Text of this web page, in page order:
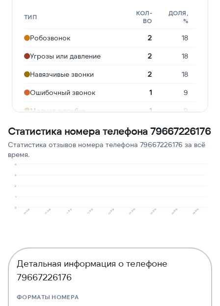
ТИП
КОЛ-
ВО
ДОЛЯ,
%
Робозвонок 2 18
Угрозы или давление 2 18
Навязчивые звонки 2 18
Ошибочный звонок 1 9
Молчат в трубке 1 9
Сбор персональных
1 9
Статистика номера телефона 79667226176
Статистика отзывов номера телефона 79667226176 за всё
время.
0
1
2
3
4
09.2025 10.2025 11.2025 12.2025 03.2026 04.2026 05.2026 06.2026 08.2026
Детальная информация о телефоне
79667226176
ФОРМАТЫ НОМЕРА